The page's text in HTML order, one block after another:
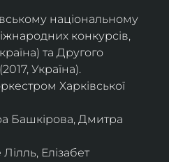
національному
конкурсів,
та Другого
Україна).
Харківської
Башкірова, Дмитра
Елізабет